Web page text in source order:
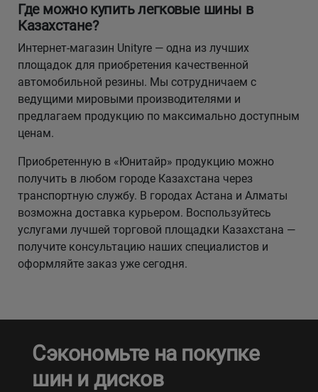
Где можно купить легковые шины в
Казахстане?
Интернет-магазин Unityre — одна из лучших
площадок для приобретения качественной
автомобильной резины. Мы сотрудничаем с
ведущими мировыми производителями и
предлагаем продукцию по максимально доступным
ценам.
Приобретенную в «Юнитайр» продукцию можно
получить в любом городе Казахстана через
транспортную службу. В городах Астана и Алматы
возможна доставка курьером. Воспользуйтесь
услугами лучшей торговой площадки Казахстана —
получите консультацию наших специалистов и
оформляйте заказ уже сегодня.
Сэкономьте на покупке
шин и дисков